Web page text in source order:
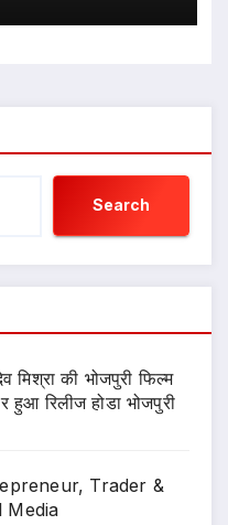
Search
की भोजपुरी फिल्म
हुआ रिलीज होडा भोजपुरी
Trader &
Media